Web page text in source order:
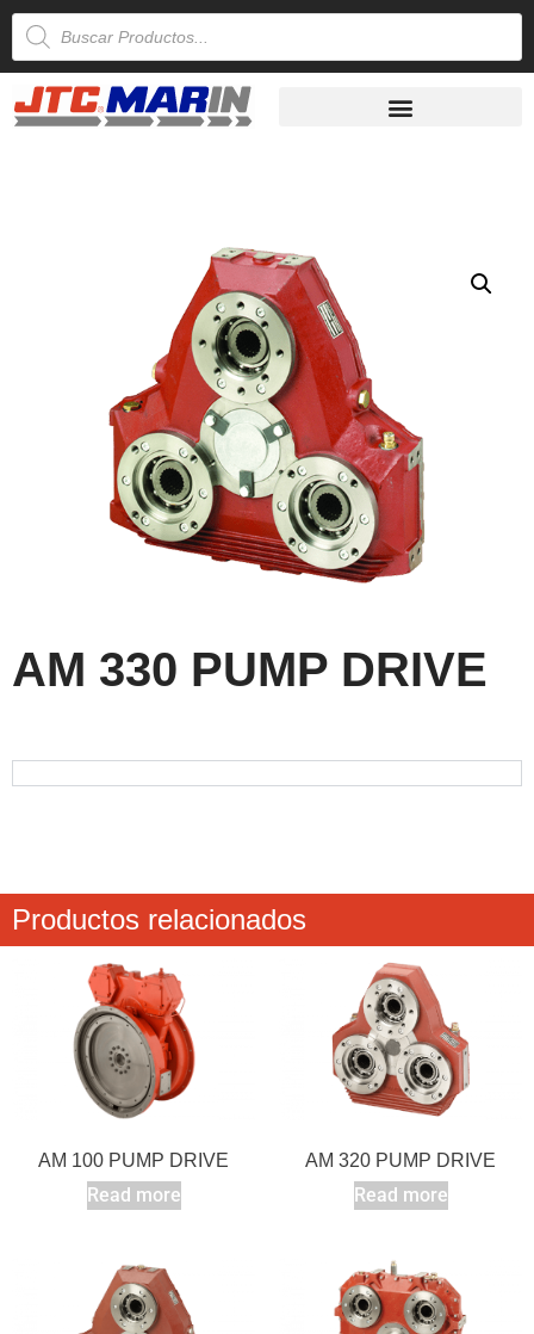
AM 330 PUMP DRIVE
Productos relacionados
AM 100 PUMP DRIVE
Read more
AM 320 PUMP DRIVE
Read more